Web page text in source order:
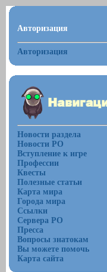
Авторизация
Авторизация
Новости раздела
Новости РО
Вступление к игре
Профессии
Квесты
Полезные статьи
Карта мира
Города мира
Ссылки
Сервера РО
Пресса
Вопросы знатокам
Вы можете помочь
Карта сайта